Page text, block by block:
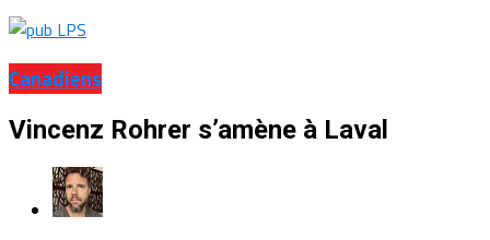
Canadiens
Vincenz Rohrer s’amène à Laval